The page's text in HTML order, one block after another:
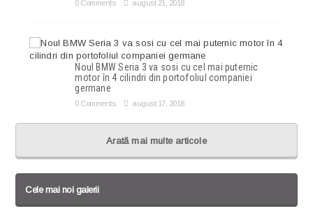
0 Comments august 21, 2018
Noul BMW Seria 3 va sosi cu cel mai puternic
motor în 4 cilindri din portofoliul companiei
germane
0 Comments august 17, 2018
Arată mai multe articole
Cele mai noi galerii